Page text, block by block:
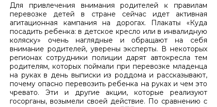
Для привлечения внимания родителей к правилам
перевозке детей в стране сейчас идет активная
агитационная кампания на дорогах. Плакаты «Куда
посадить ребенка: в детское кресло или в инвалидную
коляску» очень наглядные и обращают на себя
внимание родителей, уверены эксперты. В некоторых
регионах сотрудники полиции дарят автокресла тем
родителям, которых поймали при перевозке младенца
на руках в день выписки из роддома и рассказывают,
почему опасно перевозить ребенка на руках и чем это
чревато. Эти и другие акции, которые реализуют
госорганы, возымели своей действие. По сравнению с